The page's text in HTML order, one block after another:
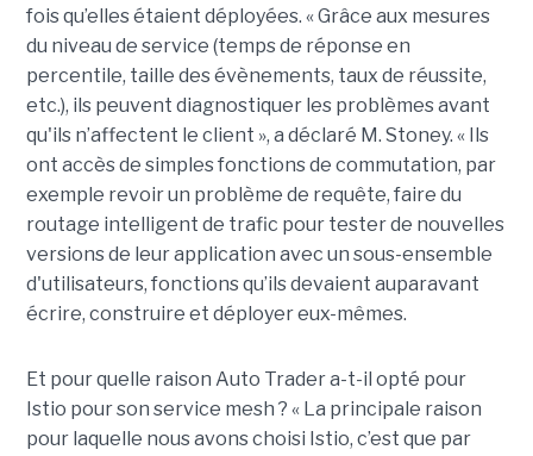
fois qu’elles étaient déployées. « Grâce aux mesures
du niveau de service (temps de réponse en
percentile, taille des évènements, taux de réussite,
etc.), ils peuvent diagnostiquer les problèmes avant
qu'ils n’affectent le client », a déclaré M. Stoney. « Ils
ont accès de simples fonctions de commutation, par
exemple revoir un problème de requête, faire du
routage intelligent de trafic pour tester de nouvelles
versions de leur application avec un sous-ensemble
d'utilisateurs, fonctions qu’ils devaient auparavant
écrire, construire et déployer eux-mêmes.
Et pour quelle raison Auto Trader a-t-il opté pour
Istio pour son service mesh ? « La principale raison
pour laquelle nous avons choisi Istio, c’est que par